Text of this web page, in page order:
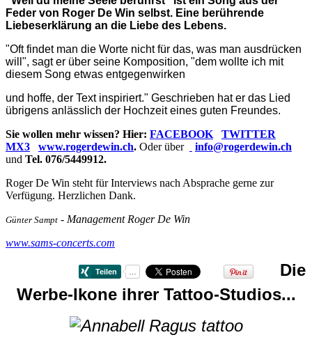
Feder von Roger De Win selbst. Eine berührende
Liebeserklärung an die Liebe des Lebens.
"Oft findet man die Worte nicht für das, was man ausdrücken
will", sagt er über seine Komposition, "dem wollte ich mit
diesem Song etwas entgegenwirken
und hoffe, der Text inspiriert." Geschrieben hat er das Lied
übrigens anlässlich der Hochzeit eines guten Freundes.
Sie wollen mehr wissen? Hier: FACEBOOK
TWITTER
MX3
www.rogerdewin.ch. Oder über
info@rogerdewin.ch
und Tel. 076/5449912.
Roger De Win steht für Interviews nach Absprache gerne zur
Verfügung. Herzlichen Dank.
Günter Sampt - Management Roger De Win
www.sams-concerts.com
Die
Werbe-Ikone ihrer Tattoo-Studios...